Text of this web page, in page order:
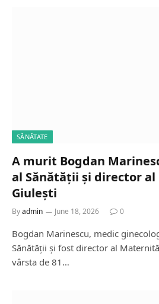
SĂNĂTATE
A murit Bogdan
al Sănătății și director
Giulești
Byadmin June 18, 2026 0
Bogdan Marinescu, medic
Sănătății și fost director al
vârsta de 81…